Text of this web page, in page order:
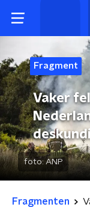
Fragment
Vaker
foto: ANP
Fragmenten